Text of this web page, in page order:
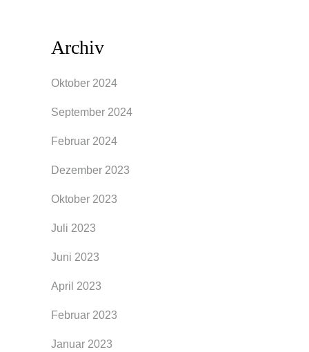
Archiv
Oktober 2024
September 2024
Februar 2024
Dezember 2023
Oktober 2023
Juli 2023
Juni 2023
April 2023
Februar 2023
Januar 2023